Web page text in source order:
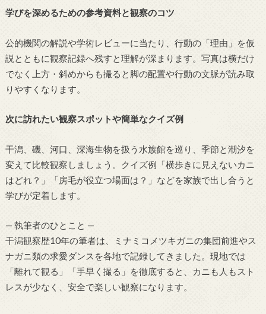
学びを深めるための参考資料と観察のコツ
公的機関の解説や学術レビューに当たり、行動の「理由」を仮
説とともに観察記録へ残すと理解が深まります。写真は横だけ
でなく上方・斜めからも撮ると脚の配置や行動の文脈が読み取
りやすくなります。
次に訪れたい観察スポットや簡単なクイズ例
干潟、磯、河口、深海生物を扱う水族館を巡り、季節と潮汐を
変えて比較観察しましょう。クイズ例「横歩きに見えないカニ
はどれ？」「房毛が役立つ場面は？」などを家族で出し合うと
学びが定着します。
— 執筆者のひとこと —
干潟観察歴10年の筆者は、ミナミコメツキガニの集団前進やス
ナガニ類の求愛ダンスを各地で記録してきました。現地では
「離れて観る」「手早く撮る」を徹底すると、カニも人もスト
レスが少なく、安全で楽しい観察になります。